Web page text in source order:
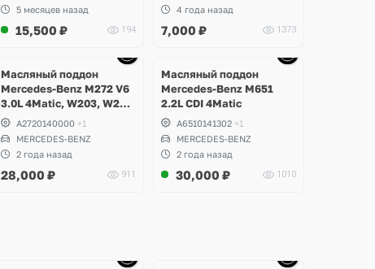
5 месяцев назад
15,500 ₽ 194
4 года назад
7,000 ₽ 1373
Масляный поддон
Mercedes-Benz M272 V6
3.0L 4Matic, W203, W204
C-Class, GLK, W211,
W212 E-Class, W221 S-
Class, W164 ML, W251 R-
Class, W639 Vito
A2720140000 +1
MERCEDES-BENZ
2 года назад
28,000 ₽ 911
Масляный поддон
Mercedes-Benz M651
2.2L CDI 4Matic
A6510141302 +1
MERCEDES-BENZ
2 года назад
30,000 ₽ 1010